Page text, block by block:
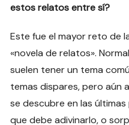
estos relatos entre sí?
Este fue el mayor reto de
«novela de relatos».
suelen tener un tema
temas dispares, pero aún
se descubre en las
que debe adivinarlo, o